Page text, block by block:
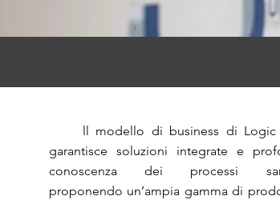
ll modello di business di Logic
garantisce soluzioni integrate e
conoscenza dei processi
proponendo un’ampia gamma di